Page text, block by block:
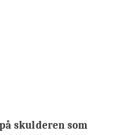
skulderen som